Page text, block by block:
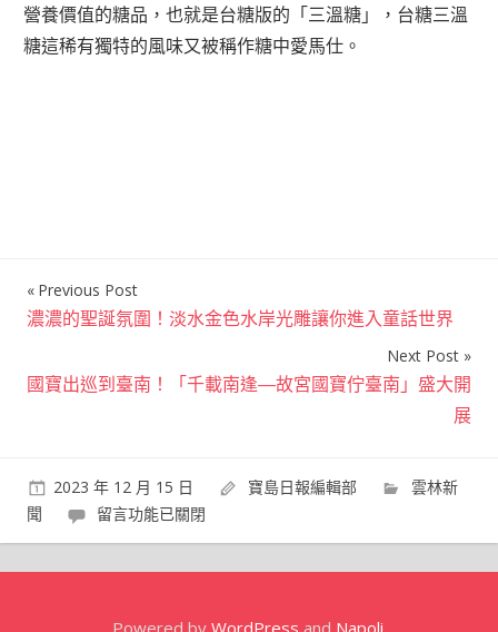
營養價值的糖品，也就是台糖版的「三溫糖」，台糖三溫
糖這稀有獨特的風味又被稱作糖中愛馬仕。
文
章
導
Previous Post
濃濃的聖誕氛圍！淡水金色水岸光雕讓你進入童話世界
Next Post
國寶出巡到臺南！「千載南逢—故宮國寶佇臺南」盛大開
展
2023 年 12 月 15 日 寶島日報編輯部
雲林新
聞
在
〈製
留言功能已關閉